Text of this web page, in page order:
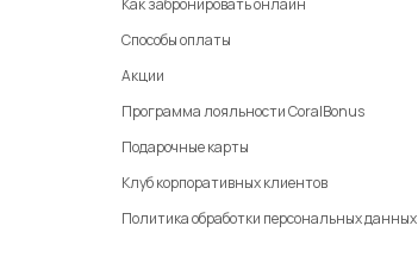
Способы оплаты
Акции
Программа лояльности CoralBonus
Подарочные карты
Клуб корпоративных клиентов
Политика обработки персональных данных